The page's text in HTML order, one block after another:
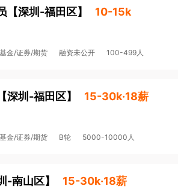
【深圳-福田区】 10-15k
基金/证券/期货 融资未公开 100-499人
【深圳-福田区】 15-30k·18薪
基金/证券/期货 B轮 5000-10000人
-南山区】 15-30k·18薪